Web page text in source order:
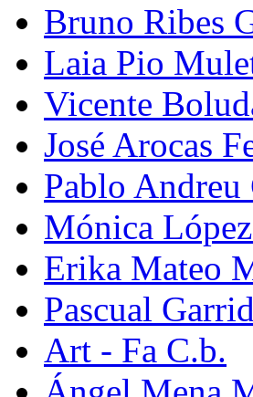
Bruno Ribes
Laia Pio
Vicente
José Arocas
Pablo Andreu
Mónica
Erika Mateo
Pascual
Art - Fa C.b.